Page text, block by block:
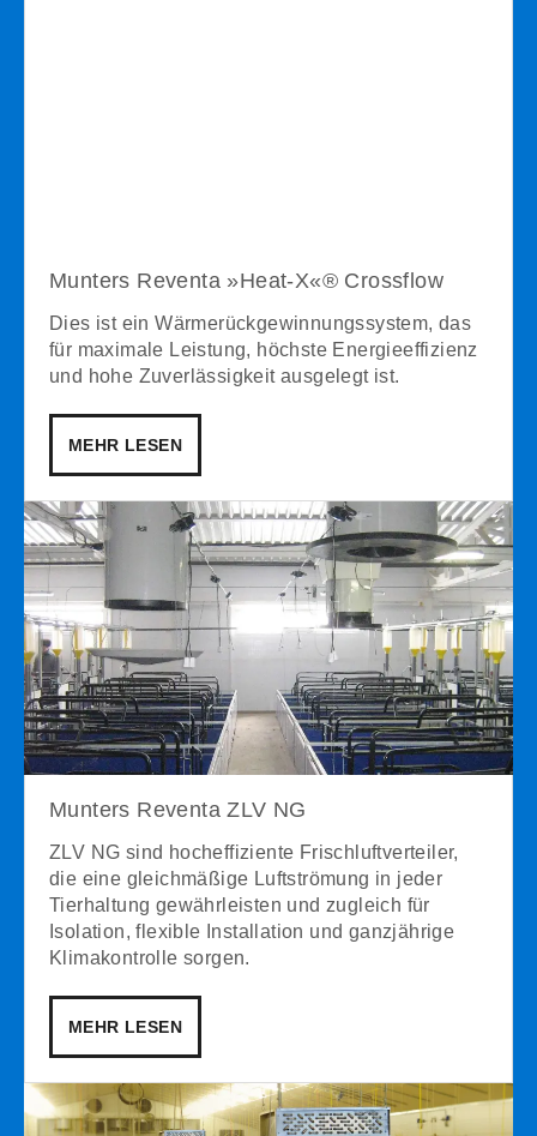
Munters Reventa »Heat-X«® Crossflow
Dies ist ein Wärmerückgewinnungssystem, das
für maximale Leistung, höchste Energieeffizienz
und hohe Zuverlässigkeit ausgelegt ist.
MEHR LESEN
Munters Reventa ZLV NG
ZLV NG sind hocheffiziente Frischluftverteiler,
die eine gleichmäßige Luftströmung in jeder
Tierhaltung gewährleisten und zugleich für
Isolation, flexible Installation und ganzjährige
Klimakontrolle sorgen.
MEHR LESEN